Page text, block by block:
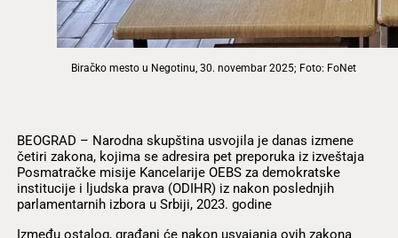
Biračko mesto u Negotinu, 30. novembar 2025; Foto: FoNet
BEOGRAD – Narodna skupština usvojila je danas izmene
četiri zakona, kojima se adresira pet preporuka iz izveštaja
Posmatračke misije Kancelarije OEBS za demokratske
institucije i ljudska prava (ODIHR) iz nakon poslednjih
parlamentarnih izbora u Srbiji, 2023. godine
Između ostalog, građani će nakon usvajanja ovih zakona